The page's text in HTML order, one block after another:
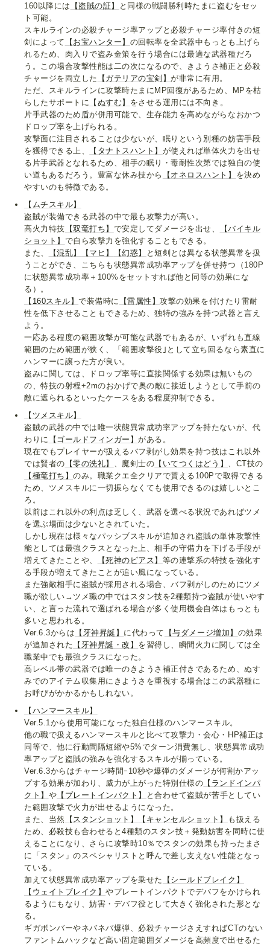
160以降には 【盗賊の証】
と同様の戦闘勝利時たまに盗むをセッ
ト可能。
スキルラインの必殺チャージ率アップと必殺チャージ率付きの短
剣によって
【お宝ハンター】 の回転率を全武器中もっとも上げら
れるため、肉入りで盗み金策を行う場合には最適な武器種だろ
う。この場合攻撃性能は二の次になるので、きようさ補正と必殺
チャージを両立した
【ガテリアの宝剣】が非常に有用。
ただ、スキルラインに攻撃時たまにMP回復があるため、MPを枯
らしたサポートに
【ぬすむ】 をさせる運用には不向き。
片手武器のため 盾が併用可能で、生存能力を高めながらなおかつ
ドロップ率を上げられる。
攻撃面に注目されることは少ないが、眠りという別種の妨害手段
を獲得できる上、
【タナトスハント】 が使えれば単体火力を出せ
る片手武器となれるため、相手の眠り・毒耐性次第では独自の使
い道もあるだろう。豊富な休み技から
【オネロスハント】 を決め
やすいのも特徴である。
【ムチスキル】
盗賊が装備できる武器の中で最も攻撃力が高い。
高火力特技 【双竜打ち】 で安定してダメージを出せ、
【バイキル
ショット】 で自ら攻撃力を強化することもできる。
また、
【混乱】 【マヒ】 【幻惑】
と短剣とは異なる状態異常を扱
うことができ、こちらも状態異常成功率アップを併せ持つ（180P
に状態異常成功率＋100%をセットすれば他と同等の効果にな
る）。
【160スキル】で装備時に 【雷属性】攻撃の効果を付けたり雷耐
性を低下させることもできるため、独特の強みを持つ武器と言え
よう。
一応ある程度の範囲攻撃が可能な武器でもあるが、いずれも直線
範囲のため範囲が狭く、「範囲攻撃役｣として立ち回るなら素直に
ハンマーに譲った方が良い。
盗みに関しては、ドロップ率等に直接関係する効果は無いもの
の、特技の射程+2mのおかげで奥の敵に接近しようとして手前の
敵に遮られるといったケースをある程度抑制できる。
【ツメスキル】
盗賊の武器の中では唯一状態異常成功率アップを持たないが、代
わりに
【ゴールドフィンガー】がある。
現在でもプレイヤーが扱えるバフ剥がし効果を持つ技はこれ以外
では賢者の 【零の洗礼】 、魔剣士の 【いてつくはどう】
、CT技の
【極竜打ち】のみ。職業クエ全クリアで貰える100Pで取得できる
ため、ツメスキルに一切振らなくても使用できるのは嬉しいとこ
ろ。
以前はこれ以外の利点は乏しく、武器を選べる状況であればツメ
を選ぶ場面は少ないとされていた。
しかし現在は様々なパッシブスキルが追加され盗賊の単体攻撃性
能としては最強クラスとなった上、相手の守備力を下げる手段が
増えてきたことや、
【死神のピアス】 等の連撃系の特技を強化す
る手段が増えてきたことが追い風になっている。
また強敵相手に盗賊が採用される場合、バフ剥がしのためにツメ
職が欲しい→ツメ職の中ではスタン技を2種類持つ盗賊が使いやす
い、と言った流れで選ばれる場合が多く使用機会自体はもっとも
多いと思われる。
Ver.6.3からは 【牙神昇誕】 に代わって 【与ダメージ増加】 の効果
が追加された 【牙神昇誕・改】 を習得し、瞬間火力に関しては全
職業中でも最強クラスになった。
高レベル帯の武器では唯一のきようさ補正付きであるため、ぬす
みでのアイテム収集用にきようさを重視する場合はこの武器種に
お呼びがかかるかもしれない。
【ハンマースキル】
Ver.5.1から使用可能になった独自仕様のハンマースキル。
他の職で扱えるハンマースキルと比べて攻撃力・会心・HP補正は
同等で、他に行動間隔短縮や5%でターン消費無し、状態異常成功
率アップと盗賊の強みを強化するスキルが揃っている。
Ver.6.3からはチャージ時間ｰ10秒や爆弾のダメージが何割かアッ
プする効果が加わり、威力が上がった特別仕様の 【ランドインパ
クト】 や 【プレートインパクト】
と合わせて盗賊が苦手としてい
た範囲攻撃で火力が出せるようになった。
また、当然 【スタンショット】 【キャンセルショット】
も扱える
ため、必殺技も合わせると4種類のスタン技＋発動妨害を同時に使
えることになり、さらに攻撃時10％でスタンの効果も持ったまさ
に「スタン」のスペシャリストと呼んで差し支えない性能となっ
ている。
加えて状態異常成功率アップを乗せた
【シールドブレイク】
【ウェイトブレイク】やプレートインパクトでデバフをかけられ
るようにもなり、妨害・デバフ役として大きく強化された形とな
る。
ギガボンバーやネバネバ爆弾、必殺チャージさえすればCTのない
ファントムハックなど高い固定範囲ダメージを高頻度で出せるた